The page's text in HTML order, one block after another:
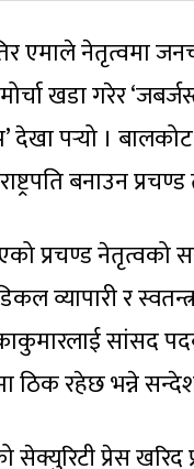
एमाले नेतृत्वमा
खडा गरेर
देखा पर्‍यो ।
बनाउन
प्रचण्ड
व्यापारी र
सांसद
ठिक रहेछ भन्ने
सेक्युरिटी प्रेस